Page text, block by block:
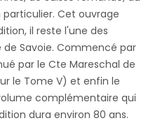
particulier. Cet ouvrage
il reste l'une des
Savoie. Commencé par
par le Cte Mareschal de
le Tome V) et enfin le
complémentaire qui
dura environ 80 ans.